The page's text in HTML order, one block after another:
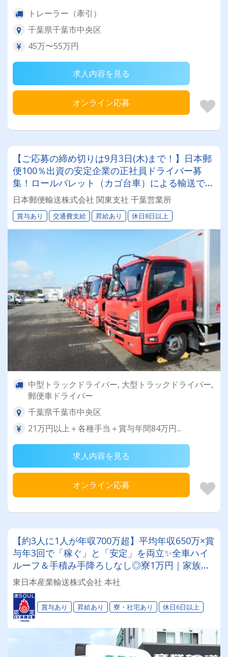
トレーラー（牽引）
千葉県千葉市中央区
45万〜55万円
求人内容を見る
オンライン応募
【ご応募の締め切りは9月3日(木)まで！】日本郵
便100％出資の安定企業の正社員ドライバー募
集！ロールパレット（カゴ台車）による輸送で身
体的な負担も少ないため、女性ドライバーも活躍
中！
日本郵便輸送株式会社 関東支社 千葉営業所
賞与あり 交通費支給 昇給あり 休日8日以上
中型トラックドライバー, 大型トラックドライバー,
郵便車ドライバー
千葉県千葉市中央区
21万円以上＋各種手当＋賞与年間84万円...
求人内容を見る
オンライン応募
【約3人に1人が年収700万超】平均年収650万×賞
与年3回で「稼ぐ」と「安定」を両立✨全車ハイ
ルーフ＆手積み手降ろしなし◎寮1万円｜家族手
当｜現金支給の手当も充実！設立33年の老舗企業
で、大型トレーラー（工場内輸送）に挑戦しませ
んか★
東日本産業輸送株式会社 本社
賞与あり 昇給あり 寮・社宅あり 休日6日以上